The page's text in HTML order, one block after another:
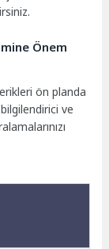
Önem
ön planda
ve